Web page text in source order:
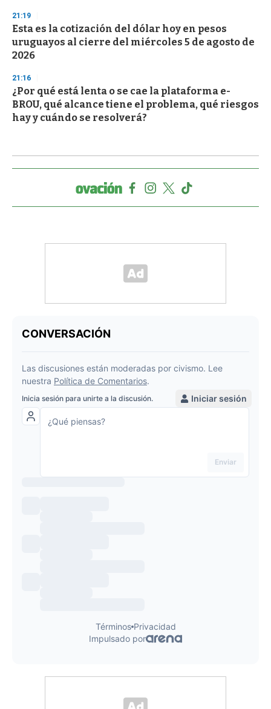
21:19
Esta es la cotización del dólar hoy en pesos
uruguayos al cierre del miércoles 5 de agosto de
2026
21:16
¿Por qué está lenta o se cae la plataforma e-
BROU, qué alcance tiene el problema, qué riesgos
hay y cuándo se resolverá?